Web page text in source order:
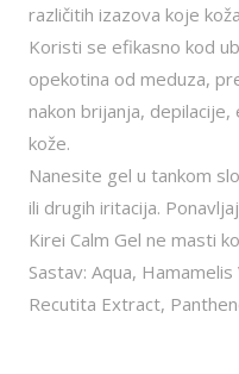
različitih izazova koje
Koristi se efikasno kod
opekotina od meduza,
nakon brijanja,
kože.
Nanesite gel u tankom
ili drugih iritacija.
Kirei Calm Gel ne masti
Sastav: Aqua,
Recutita Extract,